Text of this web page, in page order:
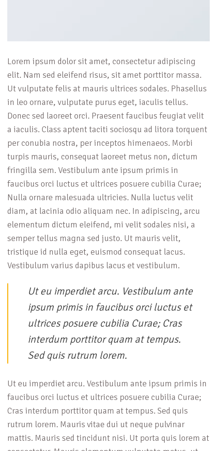
Lorem ipsum dolor sit amet, consectetur adipiscing
elit. Nam sed eleifend risus, sit amet porttitor massa.
Ut vulputate felis at mauris ultrices sodales. Phasellus
in leo ornare, vulputate purus eget, iaculis tellus.
Donec sed laoreet orci. Praesent faucibus feugiat velit
a iaculis. Class aptent taciti sociosqu ad litora torquent
per conubia nostra, per inceptos himenaeos. Morbi
turpis mauris, consequat laoreet metus non, dictum
fringilla sem. Vestibulum ante ipsum primis in
faucibus orci luctus et ultrices posuere cubilia Curae;
Nulla ornare malesuada ultricies. Nulla luctus velit
diam, at lacinia odio aliquam nec. In adipiscing, arcu
elementum dictum eleifend, mi velit sodales nisi, a
semper tellus magna sed justo. Ut mauris velit,
tristique id nulla eget, euismod consequat lacus.
Vestibulum varius dapibus lacus et vestibulum.
Ut eu imperdiet arcu. Vestibulum ante
ipsum primis in faucibus orci luctus et
ultrices posuere cubilia Curae; Cras
interdum porttitor quam at tempus.
Sed quis rutrum lorem.
Ut eu imperdiet arcu. Vestibulum ante ipsum primis in
faucibus orci luctus et ultrices posuere cubilia Curae;
Cras interdum porttitor quam at tempus. Sed quis
rutrum lorem. Mauris vitae dui ut neque pulvinar
mattis. Mauris sed tincidunt nisi. Ut porta quis lorem at